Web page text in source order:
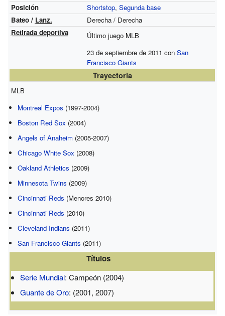
Posición
Shortstop, Segunda base
Bateo / Lanz.
Derecha / Derecha
Retirada deportiva
Último juego MLB
23 de septiembre de 2011 con San
Francisco Giants
Trayectoria
MLB
Montreal Expos (1997-2004)
Boston Red Sox (2004)
Angels of Anaheim (2005-2007)
Chicago White Sox (2008)
Oakland Athletics (2009)
Minnesota Twins (2009)
Cincinnati Reds (Menores 2010)
Cincinnati Reds (2010)
Cleveland Indians (2011)
San Francisco Giants (2011)
Títulos
Serie Mundial: Campeón (2004)
Guante de Oro: (2001, 2007)